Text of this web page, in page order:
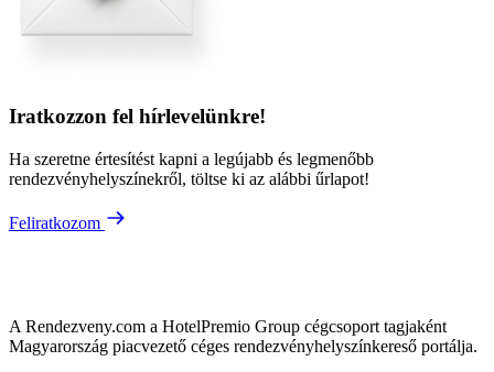
Iratkozzon fel hírlevelünkre!
Ha szeretne értesítést kapni a legújabb és legmenőbb
rendezvényhelyszínekről, töltse ki az alábbi űrlapot!
Feliratkozom
A Rendezveny.com a HotelPremio Group cégcsoport tagjaként
Magyarország piacvezető céges rendezvényhelyszínkereső portálja.